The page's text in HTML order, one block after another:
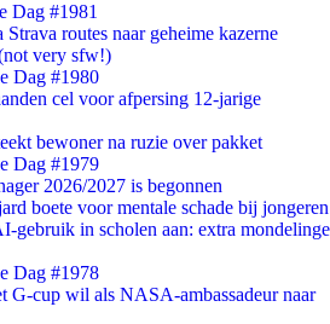
Dag #1981
routes naar geheime kazerne
very sfw!)
Dag #1980
cel voor afpersing 12-jarige
bewoner na ruzie over pakket
Dag #1979
2026/2027 is begonnen
boete voor mentale schade bij jongeren
gebruik in scholen aan: extra mondelinge
Dag #1978
G-cup wil als NASA-ambassadeur naar